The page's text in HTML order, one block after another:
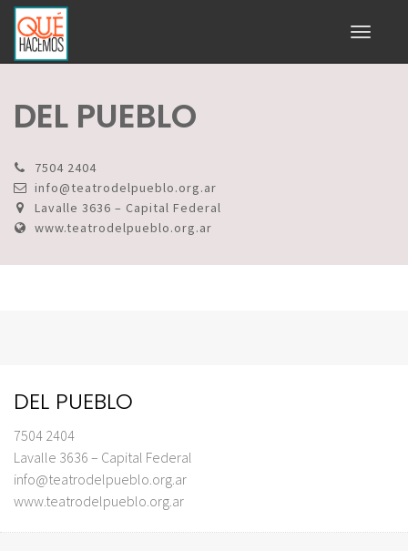
Toggle
DEL PUEBLO
7504 2404
info@teatrodelpueblo.org.ar
Lavalle 3636 – Capital Federal
www.teatrodelpueblo.org.ar
DEL PUEBLO
7504 2404
Lavalle 3636 – Capital Federal
info@teatrodelpueblo.org.ar
www.teatrodelpueblo.org.ar